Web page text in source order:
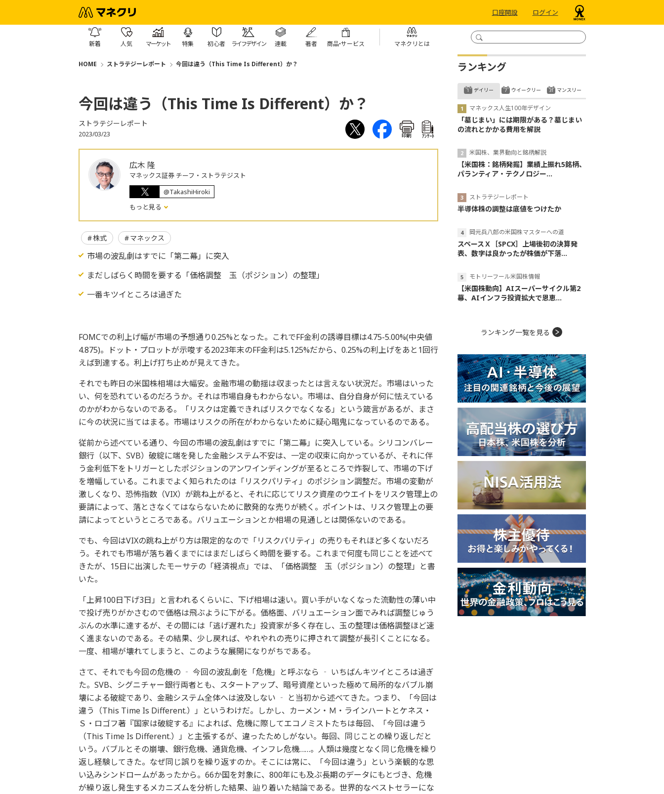
口座開設 ログイン
新着 人気 マーケット 特集 初心者 ライフデザイン 連載 著者 商品・サービス マネクリとは
HOME ストラテジーレポート 今回は違う（This Time Is Different）か？
今回は違う（This Time Is Different）か？
ストラテジーレポート
2023/03/23 印刷 ｱﾝｹｰﾄ
広木 隆
マネックス証券 チーフ・ストラテジスト
@TakashiHiroki
もっと見る
株式 マネックス
市場の波乱劇はすでに「第二幕」に突入
まだしばらく時間を要する「価格調整 玉（ポジション）の整理」
一番キツイところは過ぎた
FOMCでの利上げ幅が市場の予想通り0.25%となった。これでFF金利の誘導目標は4.75-5.00%(中央値
4.875)。ドット・プロットが示唆する2023年末のFF金利は5.125%だから、0.25%の利上げをあと1回行
えば到達する。利上げ打ち止めが見えてきた。
それでも昨日の米国株相場は大幅安。金融市場の動揺は収まったとは言えない状況だ。市場はいった
い、何を恐れているのだろうか。それは市場自身もわからない。市場は、自分自身が何に怯えている
のかがわからないのである。「リスクは定義できればリスクでなくなる」という箴言があるが、まさ
に今の状況に当てはまる。市場はリスクの所在がわからないために疑心暗鬼になっているのである。
従前から述べている通り、今回の市場の波乱劇はすでに「第二幕」に突入している。シリコンバレー
銀行（以下、SVB）破綻に端を発した金融システム不安は、一定の収束に向かっているが、それに伴
う金利低下をトリガーとしたポジションのアンワインディングが至るところで炸裂して、市場の下げ
を増幅している。これまでよく知られたのは「リスクパリティ」のポジション調整だ。市場の変動が
激しくなり、恐怖指数（VIX）が跳ね上がると、それに応じてリスク資産のウエイトをリスク管理上の
要請によって、落とさなくてはならないために散発的な売りが続く。ポイントは、リスク管理上の要
請によってというところである。バリュエーションとか相場の見通しとは関係ないのである。
でも、今回はVIXの跳ね上がり方は限定的なので「リスクパリティ」の売りもそれほど多くないだろ
う。それでも市場が落ち着くまでにはまだしばらく時間を要する。これまで何度も同じことを述べて
きたが、15日に出演したモーサテの「経済視点」では、「価格調整 玉（ポジション）の整理」と書
いた。
「上昇100日下げ3日」と言われるくらいに、下げ相場は速い。買い手がいなくなった流動性の薄い中
で投げ売りがかさむので価格は飛ぶように下がる。価格面、バリュエーション面でみれば調整じゅう
ぶんの水準に達するが、その間には「逃げ遅れた」投資家が多く存在し、玉の整理は価格調整ほど速
く進まないのである。その結果、少し戻れば、やれやれの売りに押されて調整が長引くことになる。
一度、相場が壊れてしまうと、このような展開になりがちである。
さて、それでも今回の危機の ‐ 今回の波乱劇を「危機」と呼ぶなら ‐ いちばんキツイところは過ぎ
た。SVB、シグニチャー銀行両者とも、スタートアップ、暗号資産といった極めて局所的なバブル崩
壊による破綻であり、金融システム全体へは波及しない ‐ と当初から述べてきた。つまり、「今回は
違う（This Time Is Different.）」というわけだ。しかし、カーメン・Ｍ・ラインハートとケネス・
Ｓ・ロゴフ著『国家は破綻する』によれば、危機に際してエコノミストたちは毎回、「今回は違う
（This Time Is Different.）」と主張するが、違ったためしがない。毎回、同じことの繰り返しだと
いう。バブルとその崩壊、銀行危機、通貨危機、インフレ危機……。人類は幾度となく同じ危機を繰り
返し経験してきた。なぜ同じ誤りを繰り返すのか。そこには常に、「今回は違う」という楽観的な思
い込みシンドロームがあったから。66か国を対象に、800年にも及ぶ長期のデータにもとづき、危機
が繰り返し発生するメカニズムを分析した結果、辿り着いた結論である。世界的なベストセラーにな
ランキング
デイリー
マネックス人生100年デザイン
「墓じまい」には期限がある？墓じまい
の流れとかかる費用を解説
米国株、業界動向と銘柄解説
【米国株：銘柄発掘】業績上振れ5銘柄、
パランティア・テクノロジー...
ストラテジーレポート
半導体株の調整は底値をつけたか
岡元兵八郎の米国株マスターへの道
スペースＸ［SPCX］上場後初の決算発
表、数字は良かったが株価が下落...
モトリーフール米国株情報
【米国株動向】AIスーパーサイクル第2
幕、AIインフラ投資拡大で恩恵...
ウイークリー マンスリー
ランキング一覧を見る